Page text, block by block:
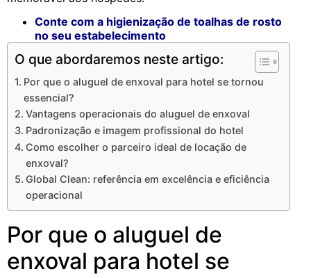
Conte com a higienização de toalhas de rosto
no seu estabelecimento
O que abordaremos neste artigo:
Por que o aluguel de enxoval para hotel se tornou
essencial?
Vantagens operacionais do aluguel de enxoval
Padronização e imagem profissional do hotel
Como escolher o parceiro ideal de locação de
enxoval?
Global Clean: referência em excelência e eficiência
operacional
Por que o aluguel de
enxoval para hotel se